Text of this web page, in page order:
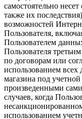
самостоятельно несет
также их
возможностей
Пользователя,
Пользователем
Пользователя
по договорам или
использованием
магазина под
произведенными
случаев, когда
использованием